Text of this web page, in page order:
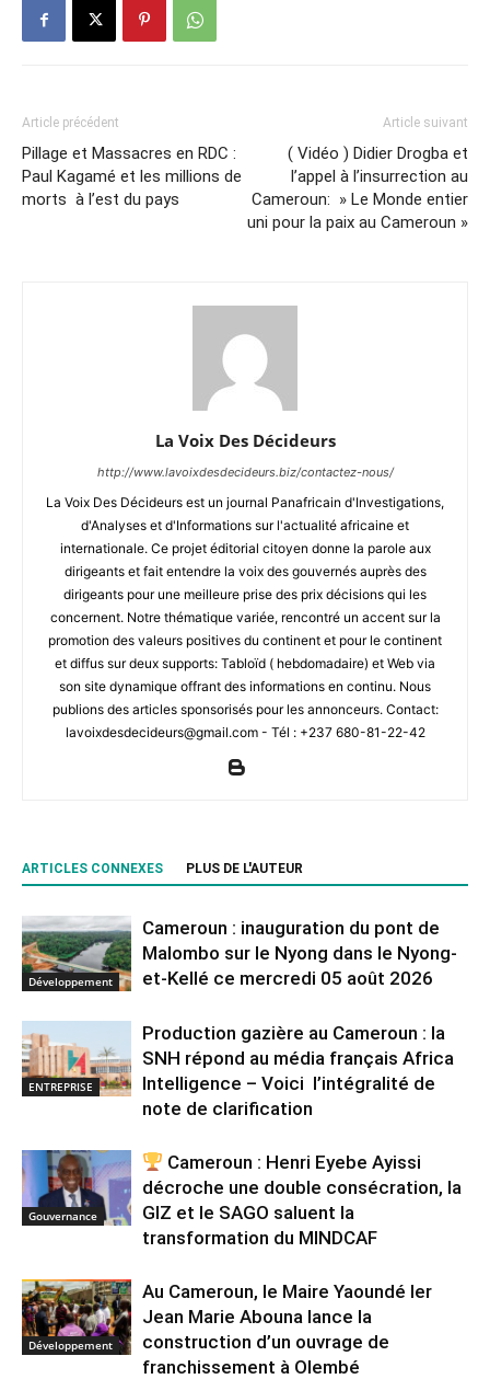
Article précédent
Pillage et Massacres en RDC :
Paul Kagamé et les millions de
morts à l’est du pays
Article suivant
( Vidéo ) Didier Drogba et
l’appel à l’insurrection au
Cameroun: » Le Monde entier
uni pour la paix au Cameroun »
La Voix Des Décideurs
http://www.lavoixdesdecideurs.biz/contactez-nous/
La Voix Des Décideurs est un journal Panafricain d'Investigations,
d'Analyses et d'Informations sur l'actualité africaine et
internationale. Ce projet éditorial citoyen donne la parole aux
dirigeants et fait entendre la voix des gouvernés auprès des
dirigeants pour une meilleure prise des prix décisions qui les
concernent. Notre thématique variée, rencontré un accent sur la
promotion des valeurs positives du continent et pour le continent
et diffus sur deux supports: Tabloïd ( hebdomadaire) et Web via
son site dynamique offrant des informations en continu. Nous
publions des articles sponsorisés pour les annonceurs. Contact:
lavoixdesdecideurs@gmail.com - Tél : +237 680-81-22-42
ARTICLES CONNEXES PLUS DE L'AUTEUR
Développement
Cameroun : inauguration du pont de
Malombo sur le Nyong dans le Nyong-
et-Kellé ce mercredi 05 août 2026
ENTREPRISE
Production gazière au Cameroun : la
SNH répond au média français Africa
Intelligence – Voici l’intégralité de
note de clarification
Gouvernance
Cameroun : Henri Eyebe Ayissi
décroche une double consécration, la
GIZ et le SAGO saluent la
transformation du MINDCAF
Développement
Au Cameroun, le Maire Yaoundé Ier
Jean Marie Abouna lance la
construction d’un ouvrage de
franchissement à Olembé